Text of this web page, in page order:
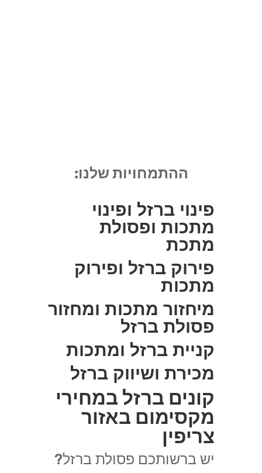
ההתמחויות שלנו:
פינוי ברזל ופינוי
מתכות ופסולת
מתכת
פירוק ברזל ופירוק
מתכות
מיחזור מתכות ומחזור
פסולת ברזל
קניית ברזל ומתכות
מכירת ושיווק ברזל
קונים ברזל במחירי
מקסימום באזור
צריפין
יש ברשותכם פסולת ברזל?